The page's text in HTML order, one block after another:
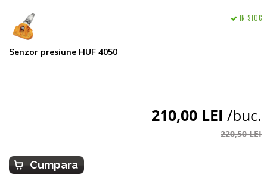
Senzor presiune HUF 4050
IN STOC
210,00 LEI /buc.
220,50 LEI
Cumpara